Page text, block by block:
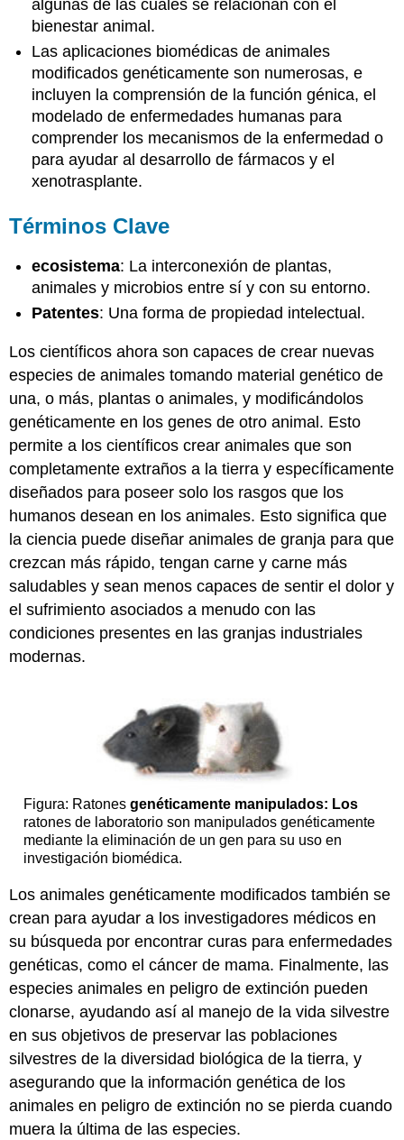
algunas de las cuales se relacionan con el
bienestar animal.
Las aplicaciones biomédicas de animales
modificados genéticamente son numerosas, e
incluyen la comprensión de la función génica, el
modelado de enfermedades humanas para
comprender los mecanismos de la enfermedad o
para ayudar al desarrollo de fármacos y el
xenotrasplante.
Términos Clave
ecosistema: La interconexión de plantas,
animales y microbios entre sí y con su entorno.
Patentes: Una forma de propiedad intelectual.
Los científicos ahora son capaces de crear nuevas
especies de animales tomando material genético de
una, o más, plantas o animales, y modificándolos
genéticamente en los genes de otro animal. Esto
permite a los científicos crear animales que son
completamente extraños a la tierra y específicamente
diseñados para poseer solo los rasgos que los
humanos desean en los animales. Esto significa que
la ciencia puede diseñar animales de granja para que
crezcan más rápido, tengan carne y carne más
saludables y sean menos capaces de sentir el dolor y
el sufrimiento asociados a menudo con las
condiciones presentes en las granjas industriales
modernas.
Figura: Ratones genéticamente manipulados: Los
ratones de laboratorio son manipulados genéticamente
mediante la eliminación de un gen para su uso en
investigación biomédica.
Los animales genéticamente modificados también se
crean para ayudar a los investigadores médicos en
su búsqueda por encontrar curas para enfermedades
genéticas, como el cáncer de mama. Finalmente, las
especies animales en peligro de extinción pueden
clonarse, ayudando así al manejo de la vida silvestre
en sus objetivos de preservar las poblaciones
silvestres de la diversidad biológica de la tierra, y
asegurando que la información genética de los
animales en peligro de extinción no se pierda cuando
muera la última de las especies.